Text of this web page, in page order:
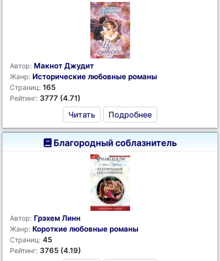
Автор: Макнот Джудит
Жанр: Исторические любовные романы
Страниц: 165
Рейтинг: 3777 (4.71)
Читать Подробнее
Благородный соблазнитель
Автор: Грэхем Линн
Жанр: Короткие любовные романы
Страниц: 45
Рейтинг: 3765 (4.19)